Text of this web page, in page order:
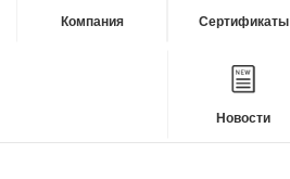
Компания Сертификаты
Новости